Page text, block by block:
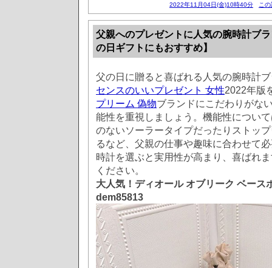
2022年11月04日(金)10時40分 こ
父親へのプレゼントに人気の腕時計ブ
の日ギフトにもおすすめ】
父の日に贈ると喜ばれる人気の腕時計
センスのいいプレゼント 女性2022年版
プリーム 偽物ブランドにこだわりがな
能性を重視しましょう。機能性につい
のないソーラータイプだったりストッ
るなど、父親の仕事や趣味に合わせて
時計を選ぶと実用性が高まり、喜ばれ
ください。
大人気！ディオール オブリーク ベース
dem85813